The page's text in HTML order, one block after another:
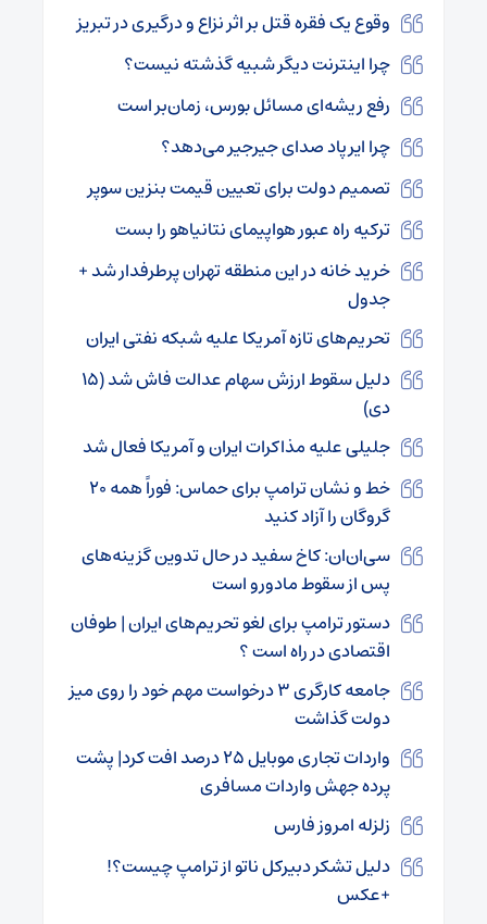
وقوع یک فقره قتل بر اثر نزاع و درگیری در تبریز
چرا اینترنت دیگر شبیه گذشته نیست؟
رفع ریشه‌ای مسائل بورس، زمان‌بر است
چرا ایرپاد صدای جیرجیر می‌دهد؟
تصمیم دولت برای تعیین قیمت بنزین سوپر
ترکیه راه عبور هواپیمای نتانیاهو را بست
خرید خانه در این منطقه تهران پرطرفدار شد +
جدول
تحریم‌های تازه آمریکا علیه شبکه نفتی ایران
دلیل سقوط ارزش سهام عدالت فاش شد (۱۵
دی)
جلیلی علیه مذاکرات ایران و آمریکا فعال شد
خط و نشان ترامپ برای حماس: فوراً همه ۲۰
گروگان را آزاد کنید
سی‌ان‌ان: کاخ سفید در حال تدوین گزینه‌های
پس از سقوط مادورو است
دستور ترامپ برای لغو تحریم‌های ایران | طوفان
اقتصادی در راه است ؟
جامعه کارگری ۳ درخواست مهم خود را روی میز
دولت گذاشت
واردات تجاری موبایل ۲۵ درصد افت کرد| پشت
پرده جهش واردات مسافری
زلزله امروز فارس
دلیل تشکر دبیرکل ناتو از ترامپ چیست؟!
+عکس